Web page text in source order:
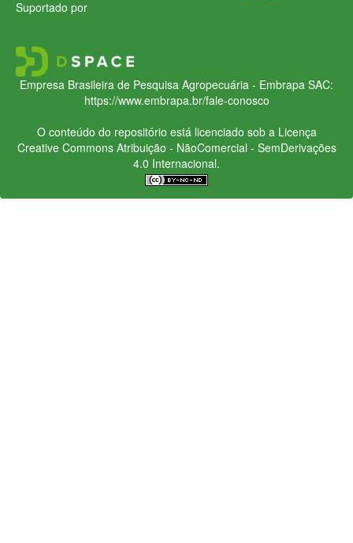
Suportado por
Empresa Brasileira de Pesquisa Agropecuária - Embrapa SAC:
https://www.embrapa.br/fale-conosco
O conteúdo do repositório está licenciado sob a Licença
Creative CommonsAtribuição - NãoComercial - SemDerivações
4.0 Internacional.